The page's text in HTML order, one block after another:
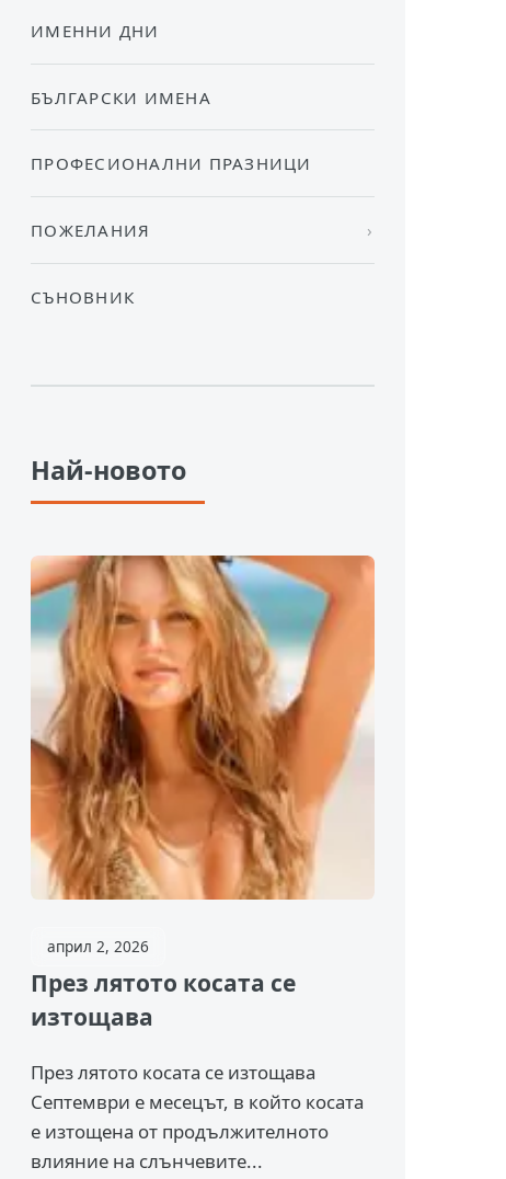
ИМЕННИ ДНИ
БЪЛГАРСКИ ИМЕНА
ПРОФЕСИОНАЛНИ ПРАЗНИЦИ
ПОЖЕЛАНИЯ
СЪНОВНИК
Най-новото
април 2, 2026
През лятото косата се
изтощава
През лятото косата се изтощава
Септември е месецът, в който косата
е изтощена от продължителното
влияние на слънчевите...